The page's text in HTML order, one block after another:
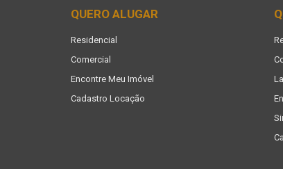
QUERO ALUGAR
Residencial
Comercial
Encontre Meu Imóvel
Cadastro Locação